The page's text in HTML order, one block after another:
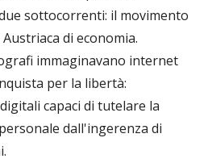
sottocorrenti: il movimento
di economia.
immaginavano internet
per la libertà:
capaci di tutelare la
dall'ingerenza di